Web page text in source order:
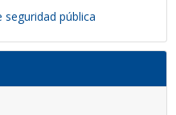
pública